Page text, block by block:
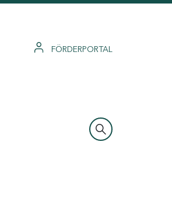
FÖRDERPORTAL